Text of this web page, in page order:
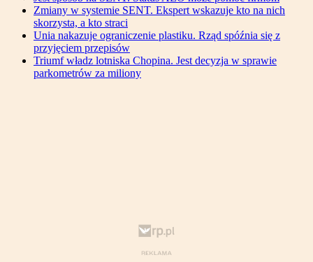
Zmiany w systemie SENT. Ekspert wskazuje kto na nich
skorzysta, a kto straci
Unia nakazuje ograniczenie plastiku. Rząd spóźnia się z
przyjęciem przepisów
Triumf władz lotniska Chopina. Jest decyzja w sprawie
parkometrów za miliony